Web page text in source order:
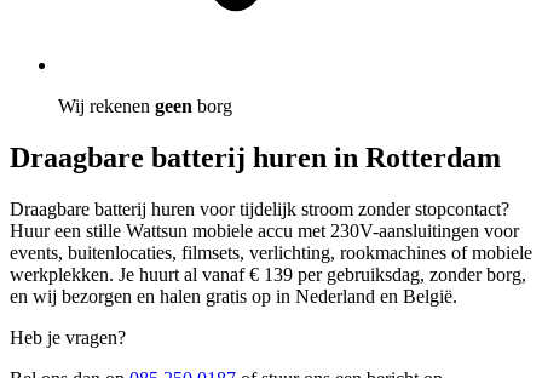
Wij rekenen geen borg
Draagbare batterij huren in Rotterdam
Draagbare batterij huren voor tijdelijk stroom zonder stopcontact?
Huur een stille Wattsun mobiele accu met 230V-aansluitingen voor
events, buitenlocaties, filmsets, verlichting, rookmachines of mobiele
werkplekken. Je huurt al vanaf € 139 per gebruiksdag, zonder borg,
en wij bezorgen en halen gratis op in Nederland en België.
Heb je vragen?